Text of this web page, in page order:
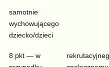
samotnie
wychowującego
dziecko/dzieci
8 pkt — w